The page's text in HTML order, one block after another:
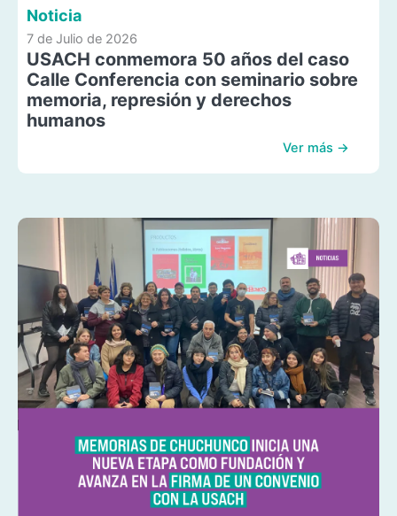
Noticia
7 de Julio de 2026
USACH conmemora 50 años del caso
Calle Conferencia con seminario sobre
memoria, represión y derechos
humanos
Ver más →